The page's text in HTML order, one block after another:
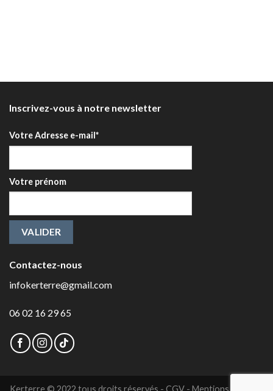
Inscrivez-vous à notre newsletter
Votre Adresse e-mail*
Votre prénom
Contactez-nous
infokerterre@gmail.com
06 02 16 29 65
Kerterre © 2022 tous droits réservés - CGV - Mentions légales